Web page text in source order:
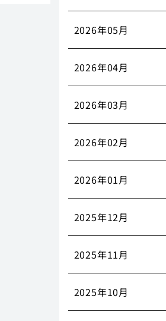
2026年05月
2026年04月
2026年03月
2026年02月
2026年01月
2025年12月
2025年11月
2025年10月